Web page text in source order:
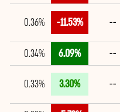
--
-11.53%
0.36%
--
6.09%
0.34%
--
3.30%
0.33%